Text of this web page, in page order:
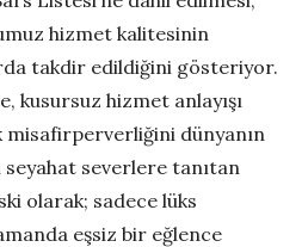
hizmet kalitesinin
takdir edildiğini gösteriyor.
kusursuz hizmet anlayışı
misafirperverliğini dünyanın
severlere tanıtan
olarak; sadece lüks
eşsiz bir eğlence